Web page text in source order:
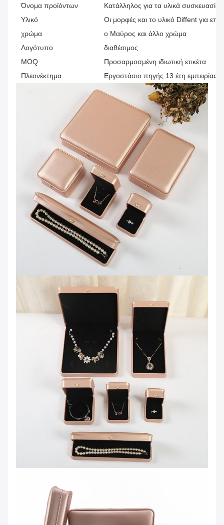
Όνομα προϊόντων
Κατάλληλος για τα υλικά
Υλικό
Οι μορφές και το υλικό Diffent για
χρώμα
ο Μαύρος και άλλο χρώμα
Λογότυπο
διαθέσιμος
MOQ
Προσαρμοσμένη ιδιωτική ετικέτα
Πλεονέκτημα
Εργοστάσιο πηγής 13 έτη εμπειρίας